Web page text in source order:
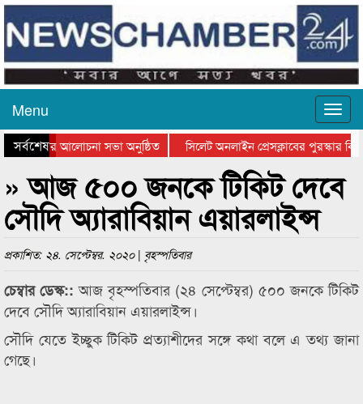
Menu
সর্বশেষ
দিবসের আলোচনা সভা অনুষ্ঠিত
সিলেট অনলাইন প্রেসক্লাবের পুরস্কার
কানাইঘাটের কিশোর আহাদের খুনি
» আজ ৫০০ জনকে টিকিট দেবে
সৌদি অ্যারাবিয়ান এয়ারলাইন্স
প্রকাশিত: ২৪. সেপ্টেম্বর. ২০২০ | বৃহস্পতিবার
চেম্বার ডেস্ক::আজ বৃহস্পতিবার (২৪ সেপ্টেম্বর) ৫০০ জনকে টিকিট
দেবে সৌদি অ্যারাবিয়ান এয়ারলাইন্স।
সৌদি যেতে ইচ্ছুক টিকিট প্রত্যাশীদের সঙ্গে কথা বলে এ তথ্য জানা
গেছে।